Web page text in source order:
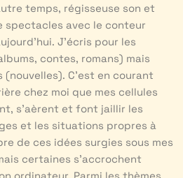
temps, régisseuse son et
spectacles avec le conteur
J’écris pour les
contes, romans) mais
C’est en courant
chez moi que mes cellules
s’aèrent et font jaillir les
et les situations propres à
de ces idées surgies sous mes
certaines s’accrochent